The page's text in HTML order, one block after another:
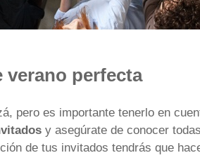
verano perfecta
pero es importante tenerlo en
y asegúrate de conocer
de tus invitados tendrás que